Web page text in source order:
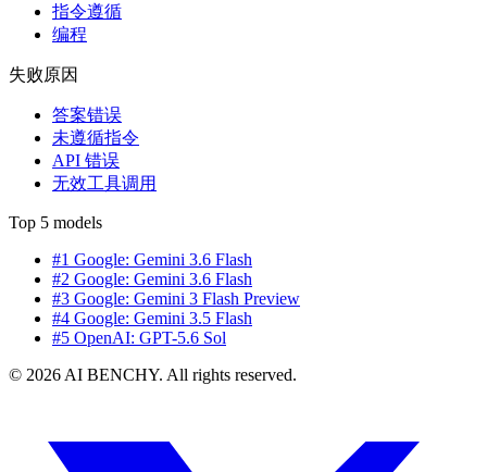
指令遵循
编程
失败原因
答案错误
未遵循指令
API 错误
无效工具调用
Top 5 models
#1 Google: Gemini 3.6 Flash
#2 Google: Gemini 3.6 Flash
#3 Google: Gemini 3 Flash Preview
#4 Google: Gemini 3.5 Flash
#5 OpenAI: GPT-5.6 Sol
© 2026 AI BENCHY. All rights reserved.